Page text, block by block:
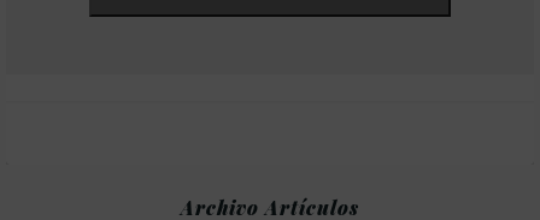
Archivo Artículos